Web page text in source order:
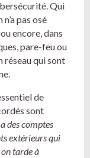
Qui
pas osé
encore, dans
pare-feu ou
réseau qui sont
de
sont
des comptes
extérieurs qui
tarde à